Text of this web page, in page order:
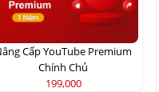
Cấp YouTube Premium
Chính Chủ
199,000